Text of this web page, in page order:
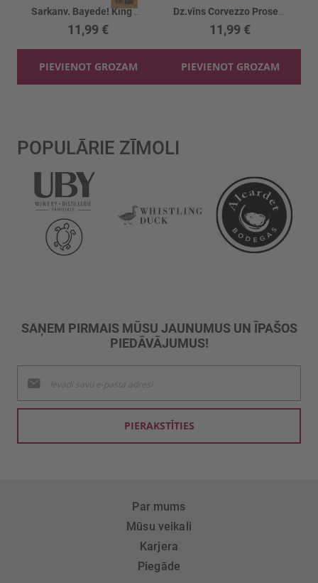
Sarkanv. Bayede! King Goodwill Jubilee 14%
11,99 €
PIEVIENOT GROZAM
11,99 €
PIEVIENOT GROZAM
POPULĀRIE ZĪMOLI
SAŅEM PIRMAIS MŪSU JAUNUMUS UN ĪPAŠOS
PIEDĀVĀJUMUS!
jaunumu
saņemšanai:
PIERAKSTĪTIES
Par mums
Mūsu veikali
Karjera
Piegāde